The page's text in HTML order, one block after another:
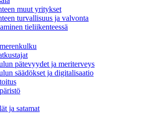
muut yritykset
turvallisuus ja valvonta
tieliikenteessä
pätevyydet ja meriterveys
säädökset ja digitalisaatio
ja satamat